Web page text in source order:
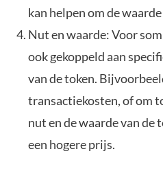
kan helpen om de
Nut en waarde: Voor
ook gekoppeld aan
van de token.
transactiekosten, of om
nut en de waarde van de
een hogere prijs.